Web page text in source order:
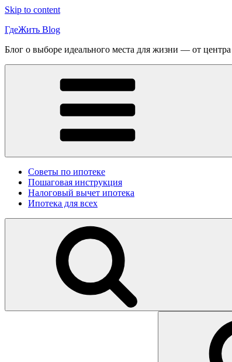
Skip to content
ГдеЖить Blog
Блог о выборе идеального места для жизни — от
Советы по ипотеке
Пошаговая инструкция
Налоговый вычет ипотека
Ипотека для всех